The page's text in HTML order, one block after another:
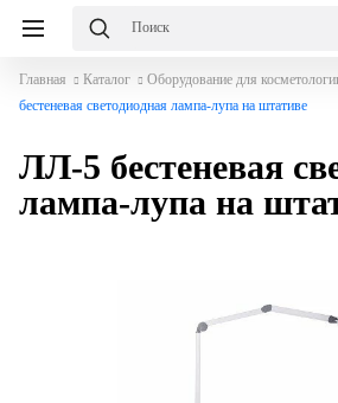
Главная Каталог Оборудование для
бестеневая светодиодная лампа-лупа на штативе
ЛЛ-5 бестеневая
лампа-лупа на